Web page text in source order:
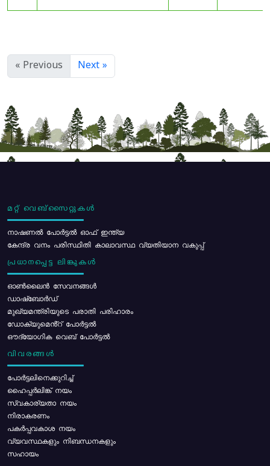
« Previous Next »
മറ്റ് വെബ്സൈറ്റുകൾ
നാഷണൽ പോർട്ടൽ ഓഫ് ഇന്ത്യ
കേന്ദ്ര വനം പരിസ്ഥിതി കാലാവസ്ഥ വ്യതിയാന വകുപ്പ്
പ്രധാനപ്പെട്ട ലിങ്കുകൾ
ഓൺലൈൻ സേവനങ്ങൾ
ഡാഷ്ബോർഡ്
മുഖ്യമന്ത്രിയുടെ പരാതി പരിഹാരം
ഡോക്യുമെൻ്റ് പോർട്ടൽ
ഔദ്യോഗിക വെബ് പോർട്ടൽ
വിവരങ്ങൾ
പോര്‍ട്ടലിനെക്കുറിച്ച്
ഹൈപ്പർലിങ്ക് നയം
സ്വകാര്യതാ നയം
നിരാകരണം
പകർപ്പവകാശ നയം
വ്യവസ്ഥകളും നിബന്ധനകളും
സഹായം